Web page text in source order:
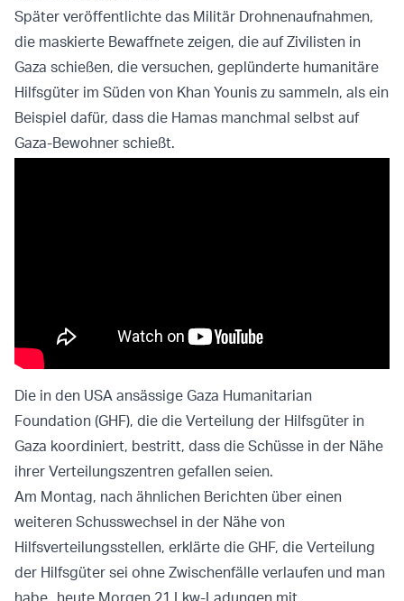
Später veröffentlichte das Militär Drohnenaufnahmen,
die maskierte Bewaffnete zeigen, die auf Zivilisten in
Gaza schießen, die versuchen, geplünderte humanitäre
Hilfsgüter im Süden von Khan Younis zu sammeln, als ein
Beispiel dafür, dass die Hamas manchmal selbst auf
Gaza-Bewohner schießt.
Die in den USA ansässige Gaza Humanitarian
Foundation (GHF), die die Verteilung der Hilfsgüter in
Gaza koordiniert, bestritt, dass die Schüsse in der Nähe
ihrer Verteilungszentren gefallen seien.
Am Montag, nach ähnlichen Berichten über einen
weiteren Schusswechsel in der Nähe von
Hilfsverteilungsstellen, erklärte die GHF, die Verteilung
der Hilfsgüter sei ohne Zwischenfälle verlaufen und man
habe „heute Morgen 21 Lkw-Ladungen mit